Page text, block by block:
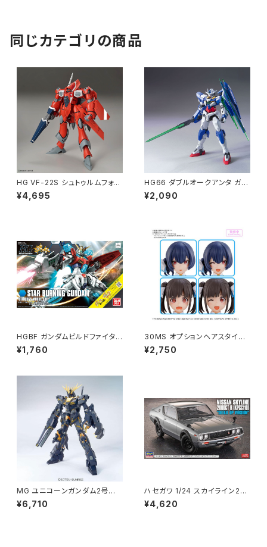
同じカテゴリの商品
HG VF-22S シュトゥルムフォー
ゲルII(ミリア・ファリーナ・ジー
ナス機) プラモデル マクロス（新
¥4,695
HG66 ダブルオークアンタ ガン
プラ プラモデル 機動戦士ガンダ
ム00（新品 在庫品）
¥2,090
HGBF ガンダムビルドファイタ
ーズ スターバーニングガンダム
プラモデル[ガンプラ]（新品 在
¥1,760
30MS オプションヘアスタイル
&フェイスパーツ(智代子/凛世)
プラモデル アイドルマスター シ
¥2,750
MG ユニコーンガンダム2号機
バンシィ ガンプラ プラモデル 機
動戦士ガンダムUC（新品 在庫
¥6,710
ハセガワ 1/24 スカイライン20
00GT-R(KPGC110)ディテール
アップVer 52406 SP606 車
¥4,620